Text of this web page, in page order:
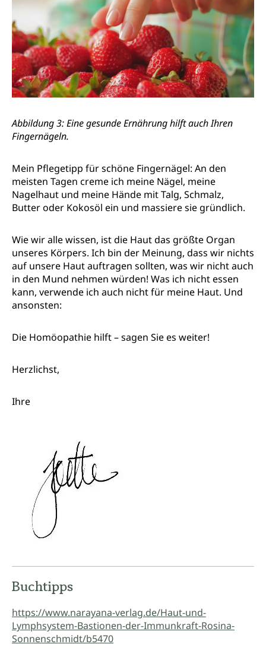
Abbildung 3: Eine gesunde Ernährung hilft auch Ihren
Fingernägeln.
Mein Pflegetipp für schöne Fingernägel: An den
meisten Tagen creme ich meine Nägel, meine
Nagelhaut und meine Hände mit Talg, Schmalz,
Butter oder Kokosöl ein und massiere sie gründlich.
Wie wir alle wissen, ist die Haut das größte Organ
unseres Körpers. Ich bin der Meinung, dass wir nichts
auf unsere Haut auftragen sollten, was wir nicht auch
in den Mund nehmen würden! Was ich nicht essen
kann, verwende ich auch nicht für meine Haut. Und
ansonsten:
Die Homöopathie hilft – sagen Sie es weiter!
Herzlichst,
Ihre
Buchtipps
https://www.narayana-verlag.de/Haut-und-
Lymphsystem-Bastionen-der-Immunkraft-Rosina-
Sonnenschmidt/b5470